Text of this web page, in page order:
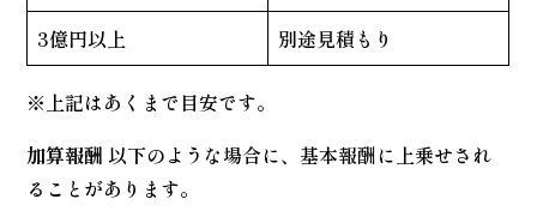
3億円以上
別途見積もり
※上記はあくまで目安です。
加算報酬 以下のような場合に、基本報酬に上乗せされ
ることがあります。